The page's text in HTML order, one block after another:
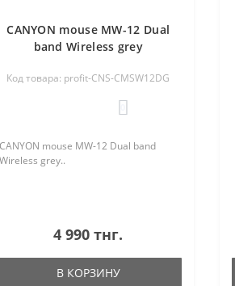
CANYON mouse MW-12 Dual
band Wireless grey
Код товара: profit-CNS-CMSW12DG
CANYON mouse MW-12 Dual band
Wireless grey..
4 990 тнг.
В КОРЗИНУ